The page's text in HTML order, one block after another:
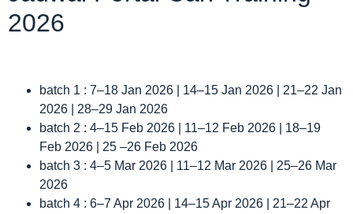
2026
batch 1 : 7–18 Jan 2026 | 14–15 Jan 2026 | 21–22 Jan
2026 | 28–29 Jan 2026
batch 2 : 4–15 Feb 2026 | 11–12 Feb 2026 | 18–19
Feb 2026 | 25 –26 Feb 2026
batch 3 : 4–5 Mar 2026 | 11–12 Mar 2026 | 25–26 Mar
2026
batch 4 : 6–7 Apr 2026 | 14–15 Apr 2026 | 21–22 Apr